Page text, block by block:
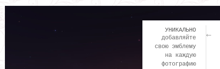
УНИКАЛЬНО
добавляйте
свою эмблему
на каждую
фотографию